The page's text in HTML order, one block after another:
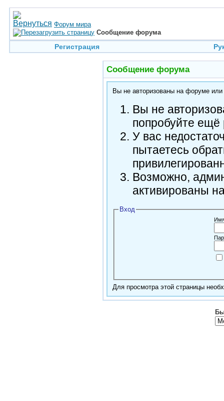
Форум мира
Сообщение форума
Регистрация
Сообщение форума
Вы не авторизованы на форуме или
Вы не
попробуйте ещё
У вас
пытаетесь
Возможно,
активированы
Вход
Для просмотра этой страницы